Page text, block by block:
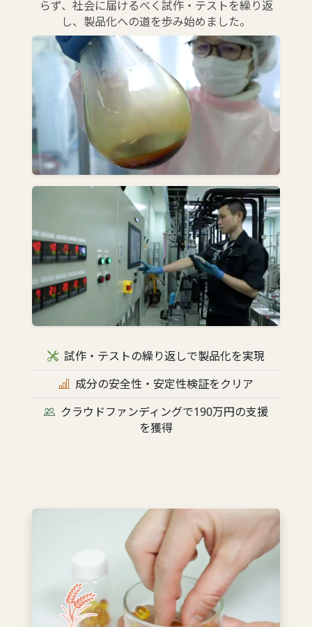
らず、社会に届けるべく試作・テストを繰り返
し、製品化への道を歩み始めました。
試作・テストの繰り返しで製品化を実現
成分の安全性・安定性検証をクリア
クラウドファンディングで190万円の支援
を獲得